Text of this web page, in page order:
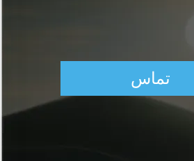
تماس